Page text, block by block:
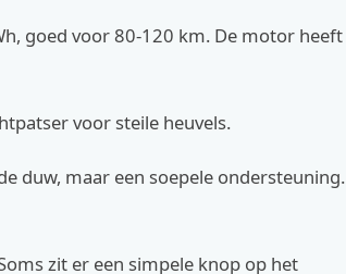
goed voor 80-120 km. De motor heeft
voor steile heuvels.
duw, maar een soepele ondersteuning.
zit er een simpele knop op het